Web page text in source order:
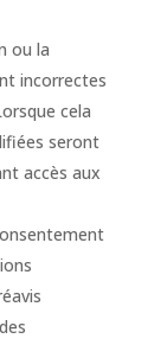
ou la
incorrectes
cela
seront
accès aux